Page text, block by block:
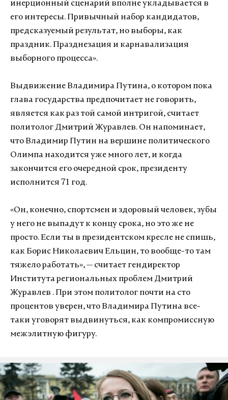
инерционный сценарий вполне укладывается в
его интересы. Привычный набор кандидатов,
предсказуемый результат, но выборы, как
праздник. Празднезация и карнавализация
выборного процесса».
Выдвижение Владимира Путина, о котором пока
глава государства предпочитает не говорить,
является как раз той самой интригой, считает
политолог Дмитрий Журавлев. Он напоминает,
что Владимир Путин на вершине политического
Олимпа находится уже много лет, и когда
закончится его очередной срок, президенту
исполнится 71 год.
«Он, конечно, спортсмен и здоровый человек, зубы
у него не выпадут к концу срока, но это же не
просто. Если ты в президентском кресле не спишь,
как Борис Николаевич Ельцин, то вообще-то там
тяжело работать», — считает гендиректор
Института региональных проблем Дмитрий
Журавлев . При этом политолог почти на сто
процентов уверен, что Владимира Путина все-
таки уговорят выдвинуться, как компромиссную
межэлитную фигуру.